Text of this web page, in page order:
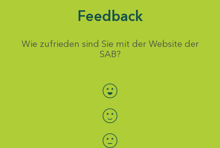
Feedback
Wie zufrieden sind Sie mit der Website der
SAB?
Bewertung auswählen